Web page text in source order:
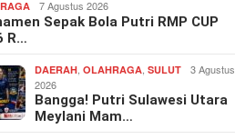
7 Agustus 2026
Sepak Bola Putri RMP CUP
R…
DAERAH,OLAHRAGA,SULUT
3 Agustus
2026
Bangga! Putri Sulawesi Utara
Meylani Mam…